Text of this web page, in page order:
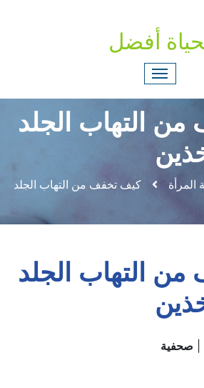
أفضل
الجلد
كيف تخفف من التهاب الجلد
الجلد